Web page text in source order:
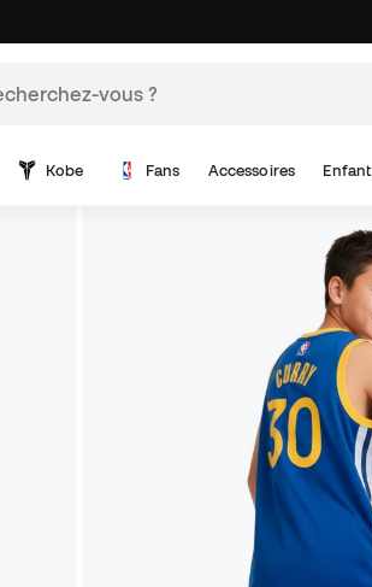
Kobe Fans Accessoires Enfant